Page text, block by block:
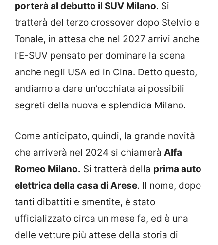
porterà al debutto il SUV Milano. Si
tratterà del terzo crossover dopo Stelvio e
Tonale, in attesa che nel 2027 arrivi anche
l’E-SUV pensato per dominare la scena
anche negli USA ed in Cina. Detto questo,
andiamo a dare un’occhiata ai possibili
segreti della nuova e splendida Milano.
Come anticipato, quindi, la grande novità
che arriverà nel 2024 si chiamerà Alfa
Romeo Milano. Si tratterà della prima auto
elettrica della casa di Arese. Il nome, dopo
tanti dibattiti e smentite, è stato
ufficializzato circa un mese fa, ed è una
delle vetture più attese della storia di